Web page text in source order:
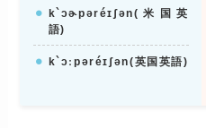
k`ɔɚpəréɪʃən(米国英
語)
k`ɔːpəréɪʃən(英国英語)